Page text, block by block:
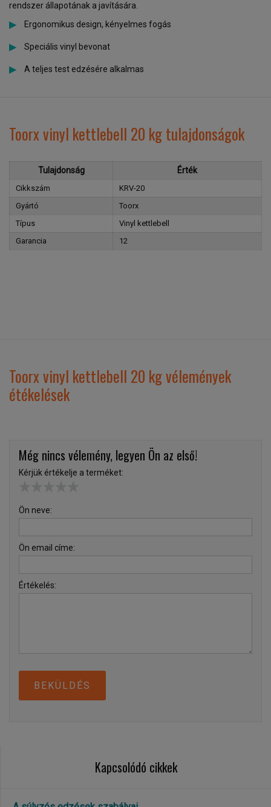
rendszer állapotának a javítására.
Ergonomikus design, kényelmes fogás
Speciális vinyl bevonat
A teljes test edzésére alkalmas
Toorx vinyl kettlebell 20 kg tulajdonságok
Tulajdonság Érték
Cikkszám
KRV-20
Gyártó
Toorx
Típus
Vinyl kettlebell
Garancia
12
Toorx vinyl kettlebell 20 kg vélemények
étékelések
Még nincs vélemény, legyen Ön az első!
Kérjük értékelje a terméket:
Ön neve:
Ön email címe:
Értékelés:
BEKÜLDÉS
Kapcsolódó cikkek